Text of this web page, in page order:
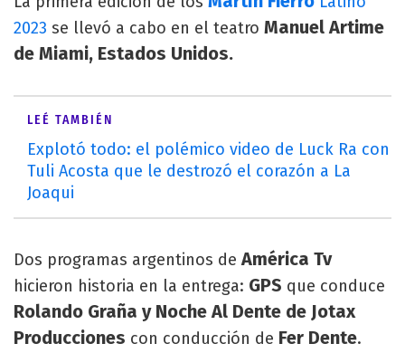
2023 se llevó a cabo en el teatro Manuel Artime
de Miami, Estados Unidos.
LEÉ TAMBIÉN
Explotó todo: el polémico video de Luck Ra con
Tuli Acosta que le destrozó el corazón a La
Joaqui
Dos programas argentinos deAmérica Tv
hicieron historia en la entrega: GPS que conduce
Rolando Graña y Noche Al Dente de Jotax
Producciones con conducción de Fer Dente.